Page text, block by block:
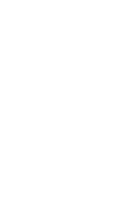
à 1 445
montagnes et
cap de
pour vivre
Terre.